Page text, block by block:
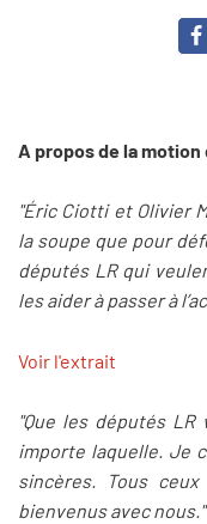
A propos de la motion
"Éric Ciotti et Olivier
la soupe que pour
députés LR qui
les aider à passer à
Voir l'extrait
"Que les députés
importe laquelle. Je
sincères. Tous
bienvenus avec nous."